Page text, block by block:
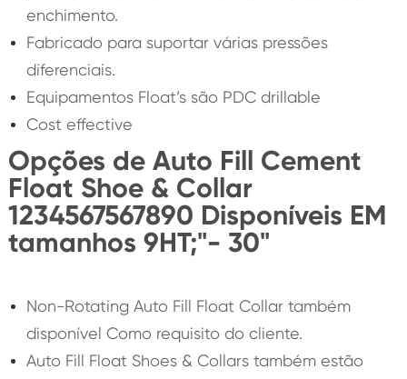
enchimento.
Fabricado para suportar várias pressões
diferenciais.
Equipamentos Float’s são PDC drillable
Cost effective
Opções de Auto Fill Cement
Float Shoe & Collar
1234567567890 Disponíveis EM
tamanhos 9HT;"- 30"
Non-Rotating Auto Fill Float Collar também
disponível Como requisito do cliente.
Auto Fill Float Shoes & Collars também estão